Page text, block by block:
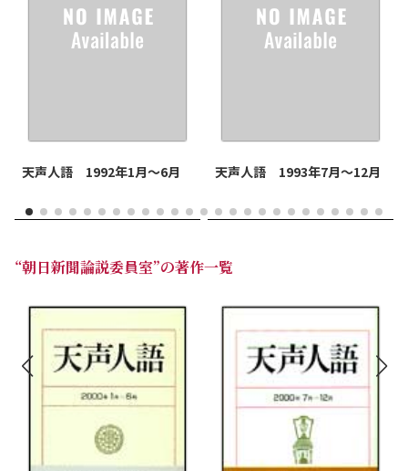
天声人語 1992年1月～6月 天声人語 1993年7月～12月
“朝日新聞論説委員室”の著作一覧